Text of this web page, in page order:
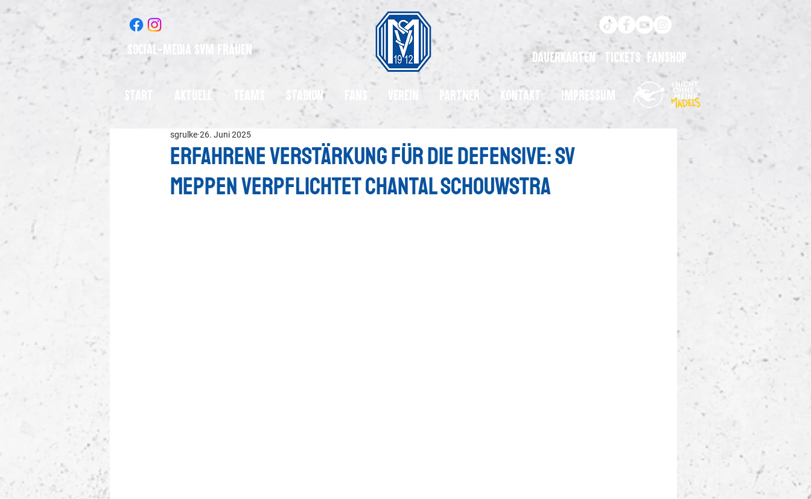
Social-Media SVM Frauen
Start Teams Stadion Fans Verein Partner Kontakt Impressum
dauerkarten Tickets Fanshop
Erfahrene Verstärkung für die Defensive: SV
Meppen verpflichtet Chantal Schouwstra
sgrulke 26. Juni 2025